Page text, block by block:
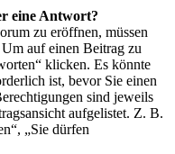
eine Antwort?
zu eröffnen, müssen
auf einen Beitrag zu
klicken. Es könnte
ist, bevor Sie einen
sind jeweils
aufgelistet. Z. B.
„Sie dürfen